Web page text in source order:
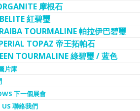
摩根石
紅碧璽
TOURMALINE 帕拉伊巴碧璽
TOPAZ 帝王拓帕石
TOURMALINE 綠碧璽 / 蓝色
片庫
下一個展會
聯絡我們